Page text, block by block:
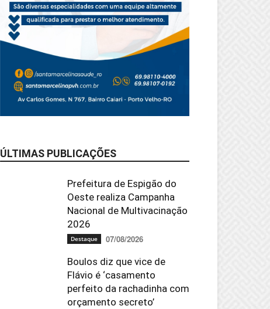
ÚLTIMAS PUBLICAÇÕES
Prefeitura de Espigão do
Oeste realiza Campanha
Nacional de Multivacinação
2026
Destaque 07/08/2026
Boulos diz que vice de
Flávio é ‘casamento
perfeito da rachadinha com
orçamento secreto’